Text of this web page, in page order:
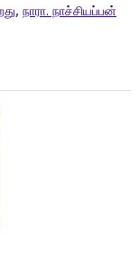
, நாரா. நாச்சியப்பன்